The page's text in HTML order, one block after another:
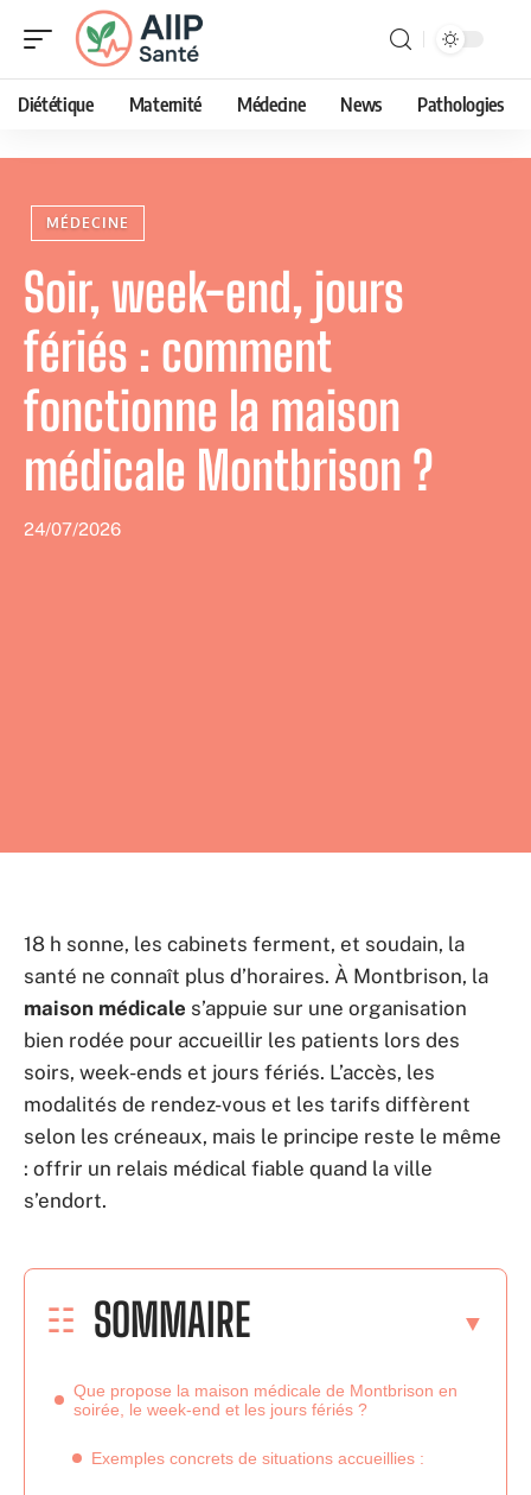
Diététique Maternité Médecine News Pathologies
MÉDECINE
Soir, week-end, jours
fériés : comment
fonctionne la maison
médicale Montbrison ?
24/07/2026
18 h sonne, les cabinets ferment, et soudain, la
santé ne connaît plus d’horaires. À Montbrison, la
maison médicale s’appuie sur une organisation
bien rodée pour accueillir les patients lors des
soirs, week-ends et jours fériés. L’accès, les
modalités de rendez-vous et les tarifs diffèrent
selon les créneaux, mais le principe reste le même
: offrir un relais médical fiable quand la ville
s’endort.
SOMMAIRE
Que propose la maison médicale de Montbrison en
soirée, le week-end et les jours fériés ?
Exemples concrets de situations accueillies :